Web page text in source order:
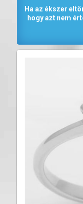
Ha az ékszer
hogy azt nem